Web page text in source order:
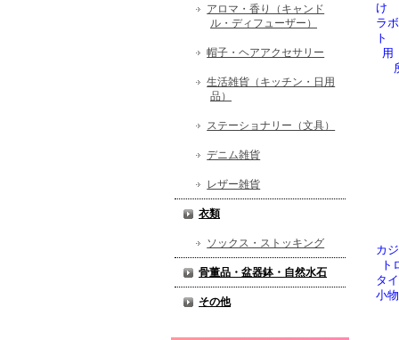
アロマ・香り（キャンド
ル・ディフューザー）
帽子・ヘアアクセサリー
生活雑貨（キッチン・日用
品）
ステーショナリー（文具）
デニム雑貨
レザー雑貨
衣類
ソックス・ストッキング
骨董品・盆器鉢・自然水石
その他
け
ラ
ト
用
カ
タ
小